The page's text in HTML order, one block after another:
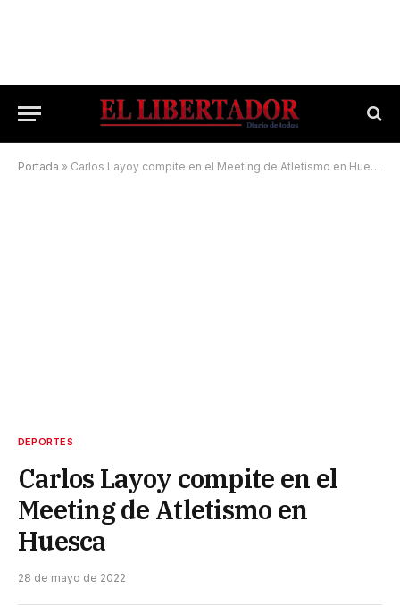
Portada » Carlos Layoy compite en el Meeting de Atletismo en Huesca
DEPORTES
Carlos Layoy compite en el
Meeting de Atletismo en
Huesca
28 de mayo de 2022